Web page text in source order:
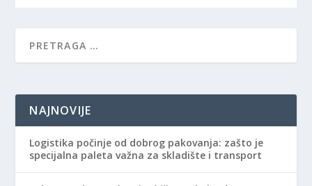
NAJNOVIJE
Logistika počinje od dobrog pakovanja: zašto je
specijalna paleta važna za skladište i transport